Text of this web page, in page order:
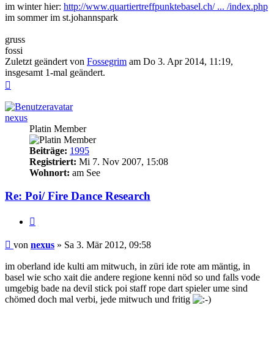
im winter hier: http://www.quartiertreffpunktebasel.ch/ ... /index.php
im sommer im st.johannspark
gruss
fossi
Zuletzt geändert von Fossegrim am Do 3. Apr 2014, 11:19,
insgesamt 1-mal geändert.
nexus
Platin Member
Beiträge: 1995
Registriert: Mi 7. Nov 2007, 15:08
Wohnort: am See
Re: Poi/ Fire Dance Research
Beitrag
von nexus » Sa 3. Mär 2012, 09:58
im oberland ide kulti am mitwuch, in züri ide rote am mäntig, in
basel wie scho xait die andere regione kenni nöd so und falls vode
umgebig bade na devil stick poi staff rope dart spieler ume sind
chömed doch mal verbi, jede mitwuch und fritig